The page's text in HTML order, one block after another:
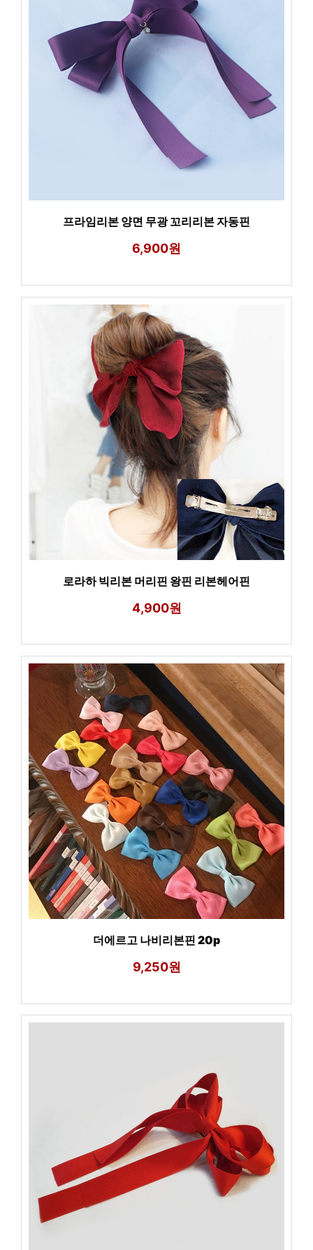
프라임리본 양면 무광 꼬리리본 자동핀
6,900원
로라하 빅리본 머리핀 왕핀 리본헤어핀
4,900원
더에르고 나비리본핀 20p
9,250원